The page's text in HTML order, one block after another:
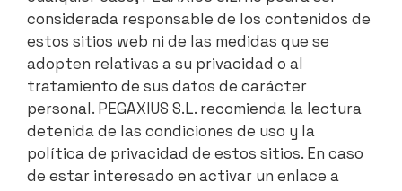
considerada responsable de los contenidos de
estos sitios web ni de las medidas que se
adopten relativas a su privacidad o al
tratamiento de sus datos de carácter
personal. PEGAXIUS S.L. recomienda la lectura
detenida de las condiciones de uso y la
política de privacidad de estos sitios. En caso
de estar interesado en activar un enlace a